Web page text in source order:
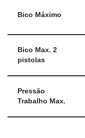
Bico Máximo
Bico Max. 2
pistolas
Pressão
Trabalho Max.